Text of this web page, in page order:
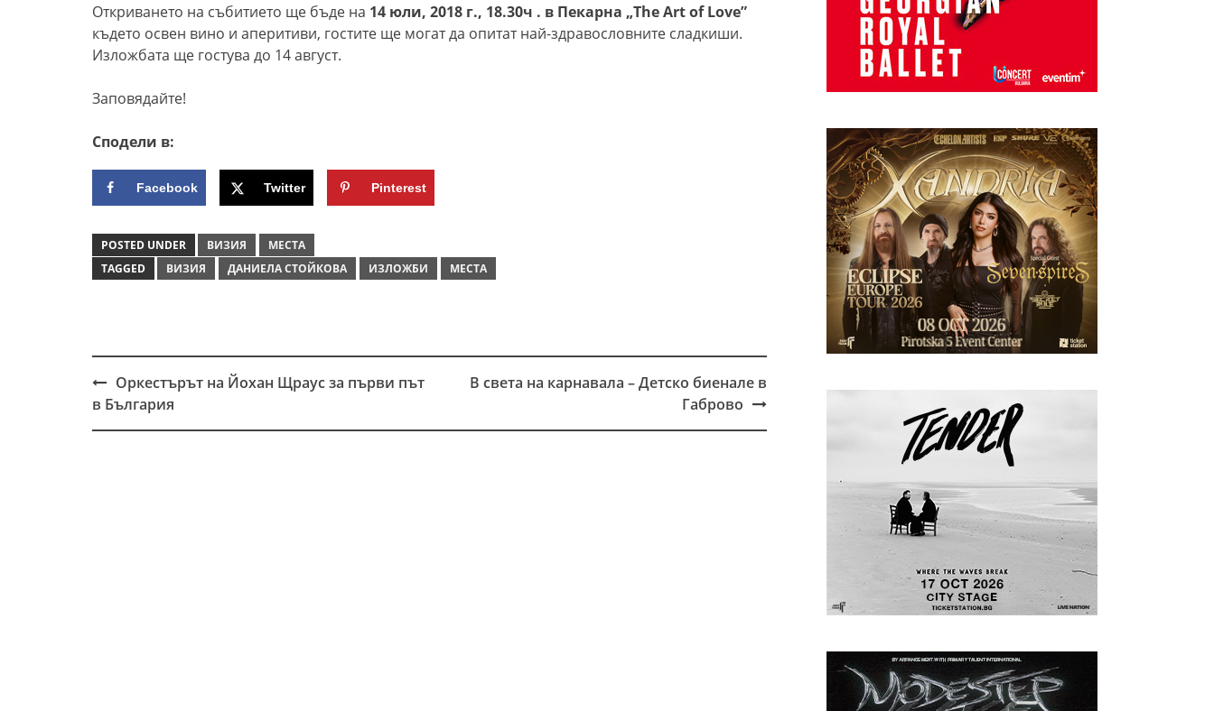
Откриването на събитието ще бъде на 14 юли, 2018 г., 18.30ч . в Пекарна „Тhe Art of Love”
където освен вино и аперитиви, гостите ще могат да опитат най-здравословните сладкиши.
Изложбата ще гостува до 14 август.
Заповядайте!
Сподели в:
Facebook Twitter Pinterest
POSTED UNDER ВИЗИЯ
МЕСТА
TAGGED
ВИЗИЯ ДАНИЕЛА СТОЙКОВА ИЗЛОЖБИ МЕСТА
Post
navigation
Оркестърът на Йохан Щраус за първи път
в България
В света на карнавала – Детско биенале в
Габрово